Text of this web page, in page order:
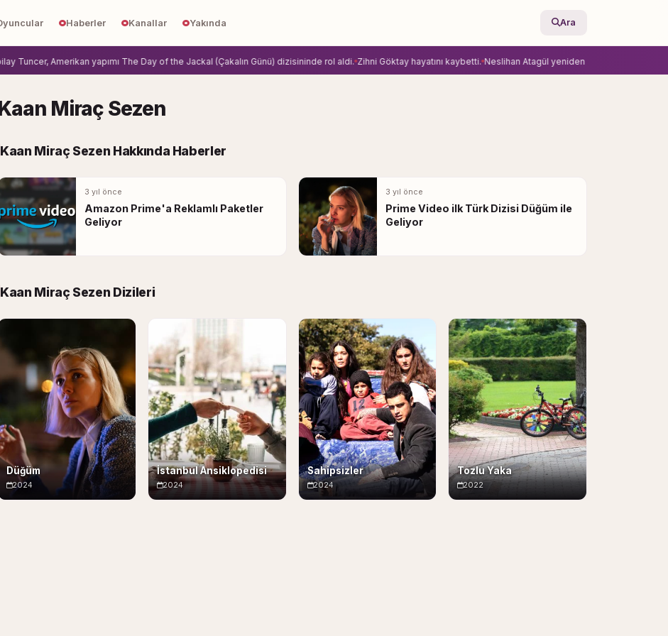
Haberler Kanallar Yakında Ara
Amerikan yapımı The Day of the Jackal (Çakalın Günü) dizisininde rol aldi. Zihni Göktay hayatını kaybetti. Neslihan Atagül yeniden Ay Yapım’la anlaştı.
Miraç Sezen
Kaan Miraç Sezen Hakkında Haberler
3 yıl önce
Amazon Prime'a Reklamlı Paketler
Geliyor
3 yıl önce
Prime Video ilk Türk Dizisi Düğüm ile
Geliyor
Kaan Miraç Sezen Dizileri
Düğüm
2024
İstanbul Ansiklopedisi
2024
Sahipsizler
2024
Tozlu Yaka
2022